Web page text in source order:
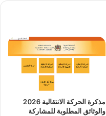
مذكرة الحركة الانتقالية 2026
والوثائق المطلوبة للمشاركة